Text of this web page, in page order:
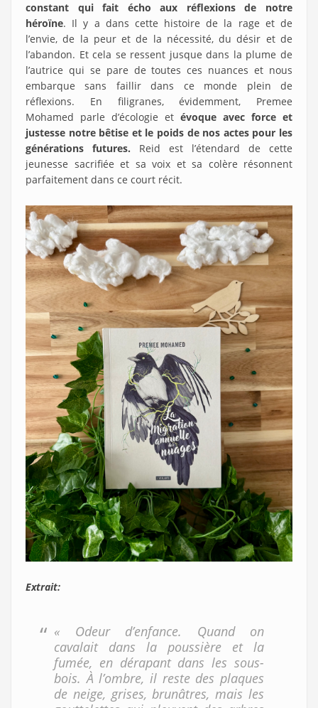
constant qui fait écho aux réflexions de notre
héroïne. Il y a dans cette histoire de la rage et de
l’envie, de la peur et de la nécessité, du désir et de
l’abandon. Et cela se ressent jusque dans la plume de
l’autrice qui se pare de toutes ces nuances et nous
embarque sans faillir dans ce monde plein de
réflexions. En filigranes, évidemment, Premee
Mohamed parle d’écologie et évoque avec force et
justesse notre bêtise et le poids de nos actes pour les
générations futures. Reid est l’étendard de cette
jeunesse sacrifiée et sa voix et sa colère résonnent
parfaitement dans ce court récit.
Extrait:
« Odeur d’enfance. Quand on
cavalait dans la poussière et la
fumée, en dérapant dans les sous-
bois. À l’ombre, il reste des plaques
de neige, grises, brunâtres, mais les